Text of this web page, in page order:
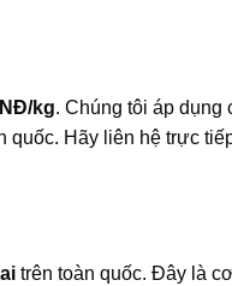
kg. Chúng tôi áp dụng
quốc. Hãy liên hệ trực
trên toàn quốc. Đây là